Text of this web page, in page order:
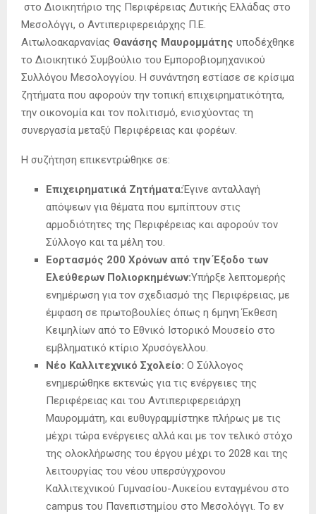
στο Διοικητήριο της Περιφέρειας Δυτικής Ελλάδας στο
Μεσολόγγι, ο Αντιπεριφερειάρχης Π.Ε.
Αιτωλοακαρνανίας Θανάσης Μαυρομμάτης υποδέχθηκε
το Διοικητικό Συμβούλιο του Εμποροβιομηχανικού
Συλλόγου Μεσολογγίου. Η συνάντηση εστίασε σε κρίσιμα
ζητήματα που αφορούν την τοπική επιχειρηματικότητα,
την οικονομία και τον πολιτισμό, ενισχύοντας τη
συνεργασία μεταξύ Περιφέρειας και φορέων.
Η συζήτηση επικεντρώθηκε σε:
Επιχειρηματικά Ζητήματα:Έγινε ανταλλαγή
απόψεων για θέματα που εμπίπτουν στις
αρμοδιότητες της Περιφέρειας και αφορούν τον
Σύλλογο και τα μέλη του.
Εορτασμός 200 Χρόνων από την Έξοδο των
Ελεύθερων Πολιορκημένων:Υπήρξε λεπτομερής
ενημέρωση για τον σχεδιασμό της Περιφέρειας, με
έμφαση σε πρωτοβουλίες όπως η 6μηνη Έκθεση
Κειμηλίων από το Εθνικό Ιστορικό Μουσείο στο
εμβληματικό κτίριο Χρυσόγελλου.
Νέο Καλλιτεχνικό Σχολείο: Ο Σύλλογος
ενημερώθηκε εκτενώς για τις ενέργειες της
Περιφέρειας και του Αντιπεριφερειάρχη
Μαυρομμάτη, και ευθυγραμμίστηκε πλήρως με τις
μέχρι τώρα ενέργειες αλλά και με τον τελικό στόχο
της ολοκλήρωσης του έργου μέχρι το 2028 και της
λειτουργίας του νέου υπερσύγχρονου
Καλλιτεχνικού Γυμνασίου-Λυκείου ενταγμένου στο
campus του Πανεπιστημίου στο Μεσολόγγι. Το εν